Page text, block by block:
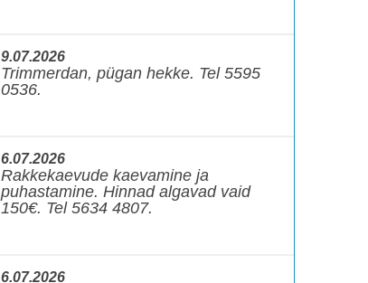
9.07.2026
Trimmerdan, pügan hekke. Tel 5595
0536.
6.07.2026
Rakkekaevude kaevamine ja
puhastamine. Hinnad algavad vaid
150€. Tel 5634 4807.
6.07.2026